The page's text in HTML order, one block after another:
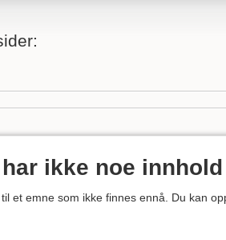
ikke noe innhold
et emne som ikke finnes ennå. Du kan